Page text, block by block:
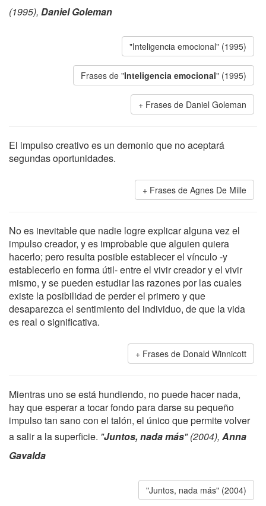
(1995), Daniel Goleman
"Inteligencia emocional" (1995)
Frases de "Inteligencia emocional" (1995)
Frases de Daniel Goleman
El impulso creativo es un demonio que no aceptará
segundas oportunidades.
Frases de Agnes De Mille
No es inevitable que nadie logre explicar alguna vez el
impulso creador, y es improbable que alguien quiera
hacerlo; pero resulta posible establecer el vínculo -y
establecerlo en forma útil- entre el vivir creador y el vivir
mismo, y se pueden estudiar las razones por las cuales
existe la posibilidad de perder el primero y que
desaparezca el sentimiento del individuo, de que la vida
es real o significativa.
Frases de Donald Winnicott
Mientras uno se está hundiendo, no puede hacer nada,
hay que esperar a tocar fondo para darse su pequeño
impulso tan sano con el talón, el único que permite volver
a salir a la superficie. "Juntos, nada más" (2004), Anna
Gavalda
"Juntos, nada más" (2004)